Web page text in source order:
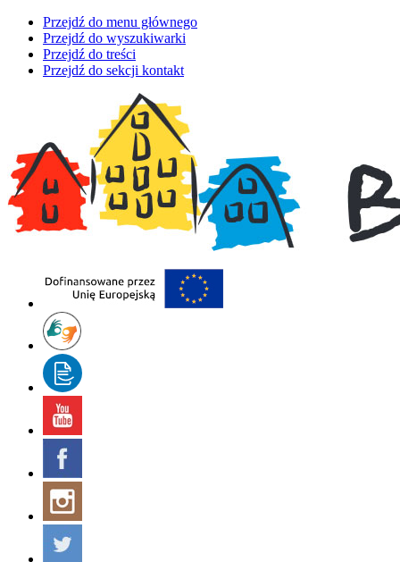
Przejdź do menu głównego
Przejdź do wyszukiwarki
Przejdź do treści
Przejdź do sekcji kontakt